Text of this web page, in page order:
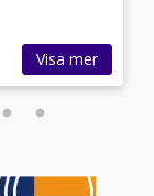
Visa mer